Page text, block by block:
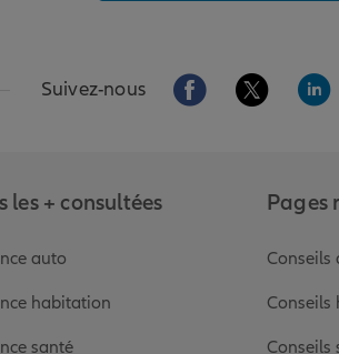
Suivez-nous Aller sur la page
Aller sur la
les + consultées
auto
habitation
santé
Pages
Conseils
Conseils